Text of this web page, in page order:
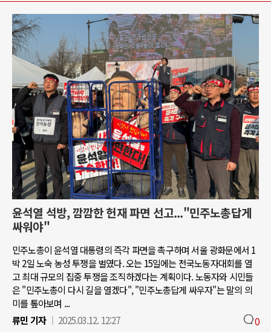
윤석열 석방, 깜깜한 헌재 파면 선고..."민주노총답게
싸워야"
민주노총이 윤석열 대통령의 즉각 파면을 촉구하며 서울 광화문에서 1
박 2일 노숙 농성 투쟁을 벌였다. 오는 15일에는 전국노동자대회를 열
고 최대 규모의 집중 투쟁을 조직하겠다는 계획이다. 노동자와 시민들
은 "민주노총이 다시 길을 열겠다", "민주노총답게 싸우자"는 말의 의
미를 톺아보며 ...
류민 기자
2025.03.12. 12:27 0